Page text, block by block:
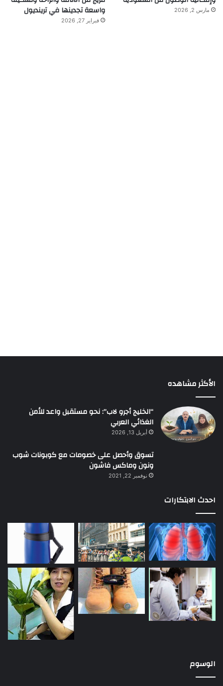
مارس 2, 2026
واسعة تجدينها في ترينديول
فبراير 27, 2026
الأكثر مشاهده
“الخليج أجرو لاب”: نحو مستقبل واعد للأمن
الغذائي العربي
أبريل 13, 2026
تسوق وأحصل على خصومات مع كوبونات شوب
ونون وماكس فاشون
نوفمبر 22, 2021
احدث الابتكارات
الوسوم